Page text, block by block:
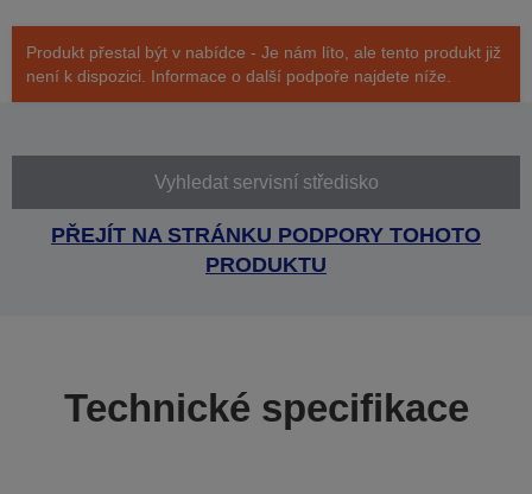
Produkt přestal být v nabídce - Je nám líto, ale tento produkt již
není k dispozici. Informace o další podpoře najdete níže.
Vyhledat servisní středisko
PŘEJÍT NA STRÁNKU PODPORY TOHOTO
PRODUKTU
Technické specifikace